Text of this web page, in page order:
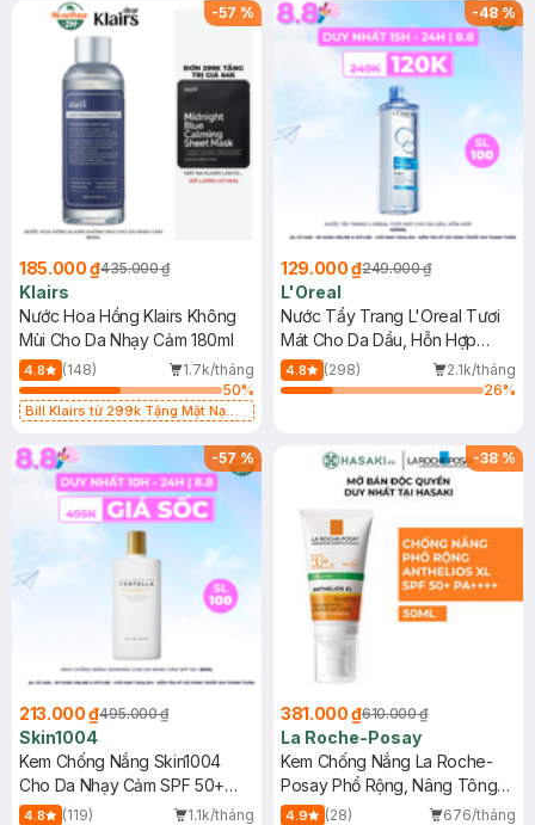
-57 %
185.000 ₫435.000 ₫
Klairs
Nước Hoa Hồng Klairs Không
Mùi Cho Da Nhạy Cảm 180ml
4.8 (148)
1.7k/tháng
50%
Bill Klairs từ 299k Tặng Mặt Nạ
25ml (SL Có Hạn)
-48%
129.000 ₫249.000 ₫
L'Oreal
Nước Tẩy Trang L'Oreal Tươi
Mát Cho Da Dầu, Hỗn Hợp
400ml
4.8 (298)
2.1k/tháng
26%
-57%
213.000 ₫495.000 ₫
Skin1004
Kem Chống Nắng Skin1004
Cho Da Nhạy Cảm SPF 50+
50ml
4.8 (119)
1.1k/tháng
-38 %
381.000 ₫610.000 ₫
La Roche-Posay
Kem Chống Nắng La Roche-
Posay Phổ Rộng, Nâng Tông
Kiềm Dầu 50ml
4.9 (28)
676/tháng